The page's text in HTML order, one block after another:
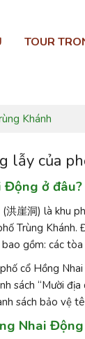
TOUR
Khánh
lẫy của
Động ở đâu?
洪崖洞) là khu
Trùng
gồm: các
cổ Hồng
sách “Mười
sách bảo vệ
Nhai